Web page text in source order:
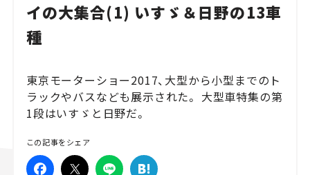
イの大集合(1) いすゞ＆日野の13車
種
東京モーターショー2017、大型から小型までのト
ラックやバスなども展示された。 大型車特集の第
1段はいすゞと日野だ。
この記事をシェア
Traffic
Special
Series
Campaign
人気のハッシュタグ
スズキ ジムニー｜Suzuki Jimny